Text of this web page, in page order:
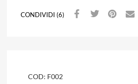
CONDIVIDI (6)
COD: F002